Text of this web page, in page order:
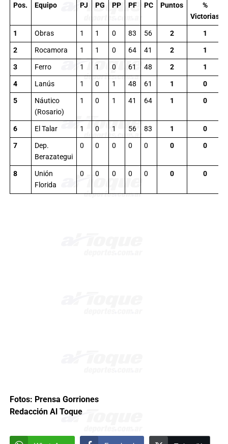
Pos. Equipo PJ PG PP PF PC Puntos
%
Victorias
1
Obras 1 1 0 83 56 2
1
2
Rocamora 1 1 0 64 41 2
1
3
Ferro 1 1 0 61 48 2
1
4
Lanús 1 0 1 48 61 1
0
5
Náutico
(Rosario)
1 0 1 41 64 1 0
6 El Talar 1 0 1 56 83 1
0
7
Dep.
Berazategui
0 0 0 0 0 0 0
8
Unión
Florida
0 0 0 0 0 0 0
Fotos: Prensa Gorriones
Redacción Al Toque